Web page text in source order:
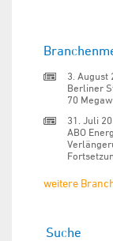
3. August
Berliner
70
31. Juli
ABO
weitere
Suche